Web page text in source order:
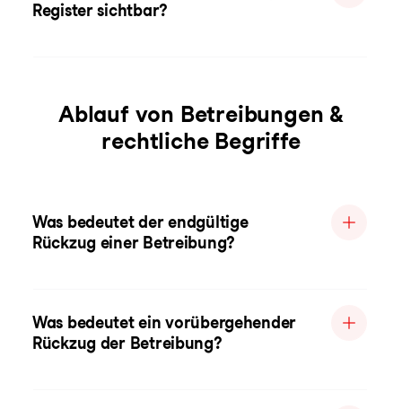
Register sichtbar?
Ablauf von Betreibungen &
rechtliche Begriffe
Was bedeutet der endgültige
Rückzug einer Betreibung?
Was bedeutet ein vorübergehender
Rückzug der Betreibung?